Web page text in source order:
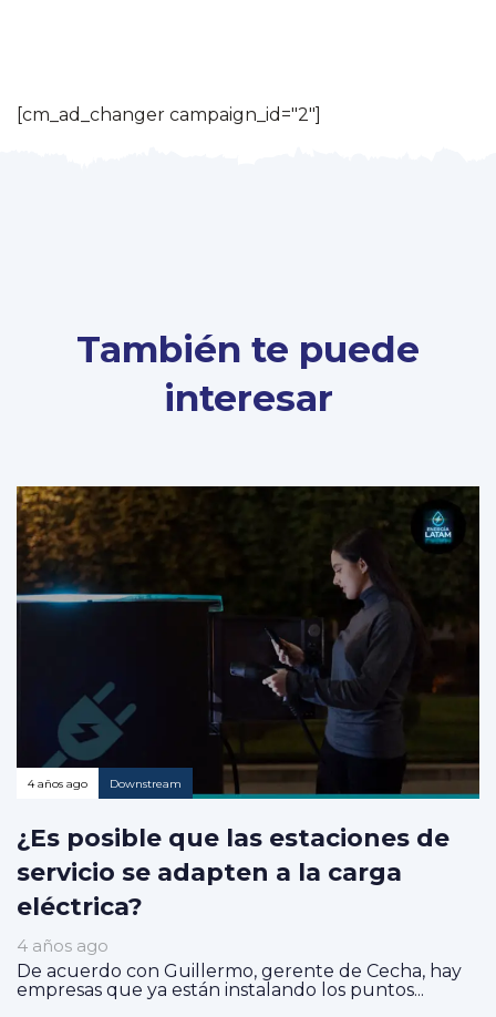
[cm_ad_changer campaign_id="2"]
También te puede
interesar
4 años ago Downstream
¿Es posible que las estaciones de
servicio se adapten a la carga
eléctrica?
4 años ago
De acuerdo con Guillermo, gerente de Cecha, hay
empresas que ya están instalando los puntos...